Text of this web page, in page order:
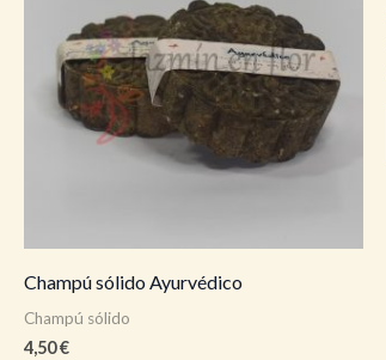
Champú sólido Ayurvédico
Champú sólido
4,50€